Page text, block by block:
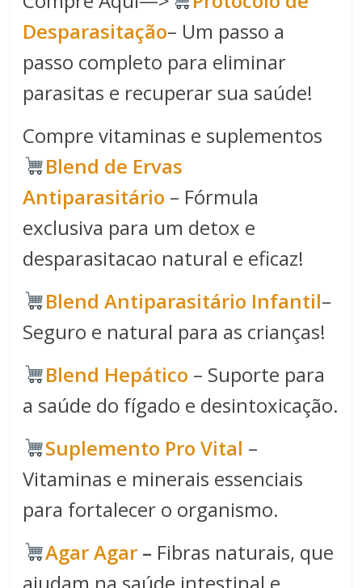
Desparasitação– Um passo a
passo completo para eliminar
parasitas e recuperar sua saúde!
Compre vitaminas e suplementos
Blend de Ervas
Antiparasitário – Fórmula
exclusiva para um detox e
desparasitacao natural e eficaz!
Blend Antiparasitário Infantil–
Seguro e natural para as crianças!
Blend Hepático – Suporte para
a saúde do fígado e desintoxicação.
Suplemento Pro Vital –
Vitaminas e minerais essenciais
para fortalecer o organismo.
Agar Agar– Fibras naturais, que
ajudam na saúde intestinal e